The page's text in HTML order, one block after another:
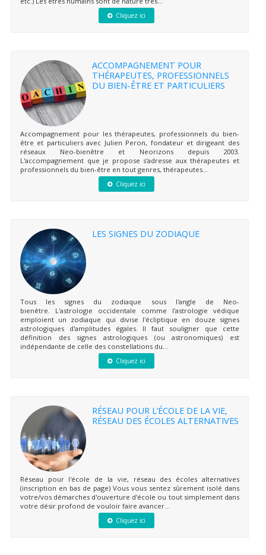
Cliquez ici
ACCOMPAGNEMENT POUR
THÉRAPEUTES, PROFESSIONNELS
DU BIEN-ÊTRE ET PARTICULIERS
Accompagnement pour les thérapeutes, professionnels du bien-
être et particuliers avec Julien Peron, fondateur et dirigeant des
réseaux Neo-bienêtre et Neorizons depuis 2003.
L'accompagnement que je propose s'adresse aux thérapeutes et
professionnels du bien-être en tout genres, thérapeutes...
Cliquez ici
LES SIGNES DU ZODIAQUE
Tous les signes du zodiaque sous l'angle de Neo-
bienêtre. L'astrologie occidentale comme l'astrologie védique
emploient un zodiaque qui divise l'écliptique en douze signes
astrologiques d'amplitudes égales. Il faut souligner que cette
définition des signes astrologiques (ou astronomiques) est
indépendante de celle des constellations du...
Cliquez ici
RÉSEAU POUR L’ÉCOLE DE LA VIE,
RÉSEAU DES ÉCOLES ALTERNATIVES
Réseau pour l'école de la vie, réseau des écoles alternatives
(inscription en bas de page) Vous vous sentez sûrement isolé dans
votre/vos démarches d'ouverture d'école ou tout simplement dans
votre désir profond de vouloir faire avancer...
Cliquez ici